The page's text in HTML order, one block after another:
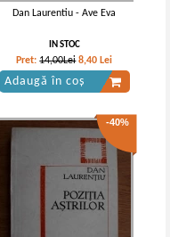
Dan Laurentiu - Ave Eva
IN STOC
Pret:14,00Lei 8,40 Lei
Adaugă în coș
-40%